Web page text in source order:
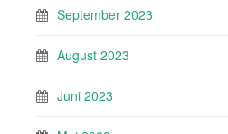
September 2023
August 2023
Juni 2023